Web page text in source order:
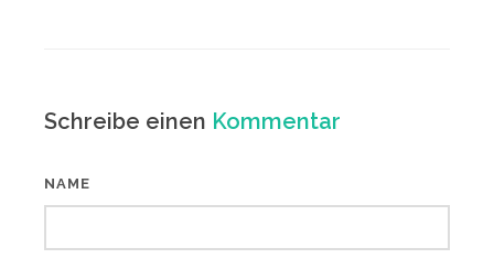
Schreibe einen Kommentar
NAME